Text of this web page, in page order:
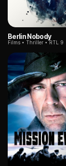
Berlin Nobody
Films Thriller RTL 9